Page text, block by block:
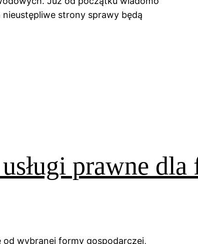
strony sprawy będą
prawne
od wybranej formy gospodarczej,